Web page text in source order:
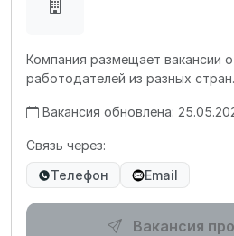
Компания размещает вакансии
работодателей из разных стран.
Вакансия обновлена:
Связь через:
Телефон
Email
Вакансия